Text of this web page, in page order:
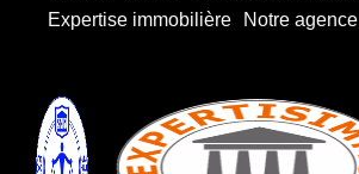
Expertise immobilière
Notre agence